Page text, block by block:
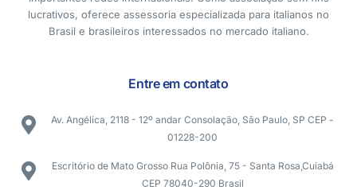
lucrativos, oferece assessoria especializada para italianos no
Brasil e brasileiros interessados no mercado italiano.
Entre em contato
Av. Angélica, 2118 - 12º andar Consolação, São Paulo, SP CEP -
01228-200
Escritório de Mato Grosso Rua Polônia, 75 - Santa Rosa,Cuiabá
CEP 78040-290 Brasil